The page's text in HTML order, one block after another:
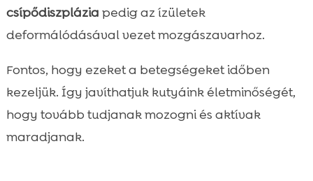
csípődiszplázia pedig az ízületek
deformálódásával vezet mozgászavarhoz.
Fontos, hogy ezeket a betegségeket időben
kezeljük. Így javíthatjuk kutyáink életminőségét,
hogy tovább tudjanak mozogni és aktívak
maradjanak.